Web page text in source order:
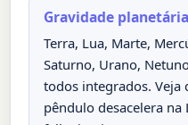
Gravidade
Terra, Lua, Marte,
Saturno, Urano,
todos integrados.
pêndulo desacelera na